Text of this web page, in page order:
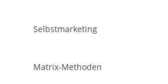
Selbstmarketing
Matrix-Methoden